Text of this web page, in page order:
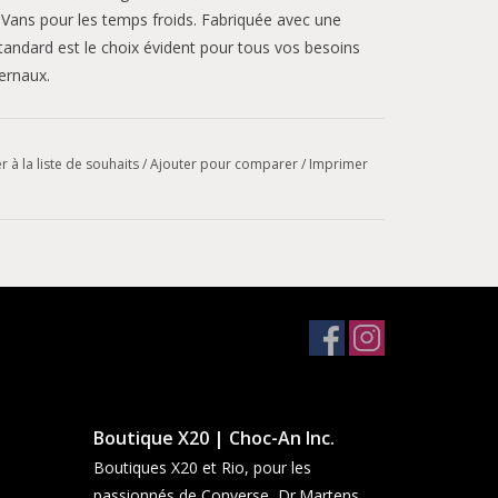
pour les temps froids. Fabriquée avec une
est le choix évident pour tous vos besoins
de caoutchouc tout-terrain spécifique au temps
à la liste de souhaits/Ajouter pour comparer/ Imprimer
Boutique X20 | Choc-An Inc.
Boutiques X20 et Rio, pour les